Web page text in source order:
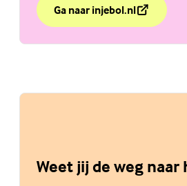
Ga naar injebol.nl
over Beter in je vel met 'In je
(Externe link)
Weet jij de weg naar